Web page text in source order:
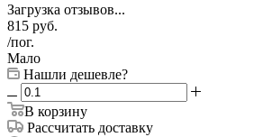
Загрузка отзывов...
815 руб.
/пог.
Мало
Нашли дешевле?
В корзину
Рассчитать доставку